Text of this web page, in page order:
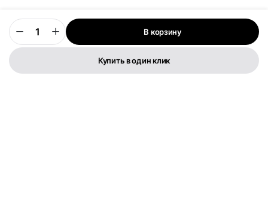
В корзину
Купить в один клик